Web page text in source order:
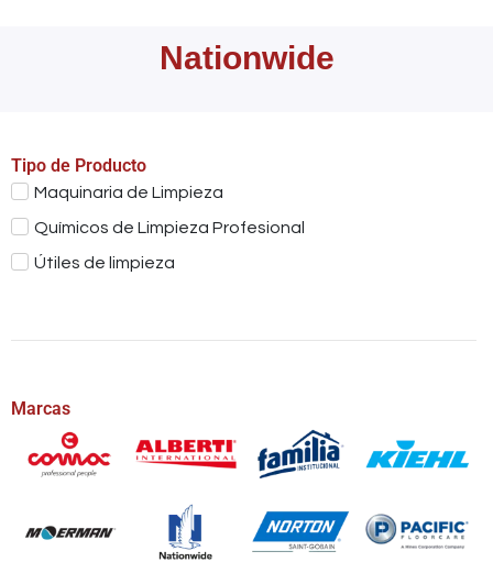
Nationwide
Tipo de Producto
Maquinaria de Limpieza
Químicos de Limpieza Profesional
Útiles de limpieza
Marcas